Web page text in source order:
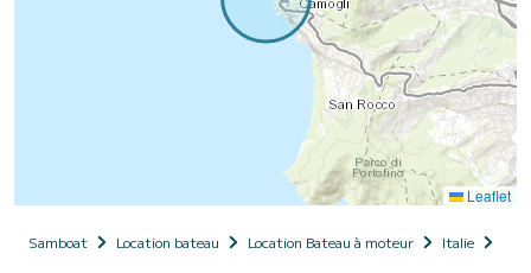
Leaflet
Samboat Location bateau Location Bateau à moteur Italie